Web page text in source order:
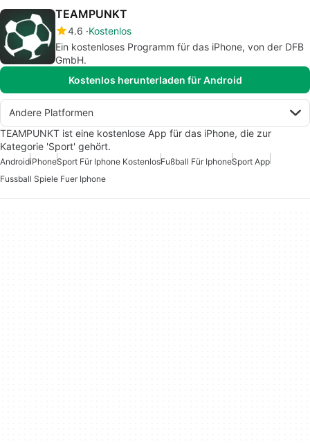
TEAMPUNKT
4.6 Kostenlos
Ein kostenloses Programm für das iPhone, von der DFB
GmbH.
Kostenlos herunterladen für Android
Andere Platformen
TEAMPUNKT ist eine kostenlose App für das iPhone, die zur
Kategorie 'Sport' gehört.
AndroidiPhoneSport Für Iphone KostenlosFußball Für IphoneSport App
Fussball Spiele Fuer Iphone